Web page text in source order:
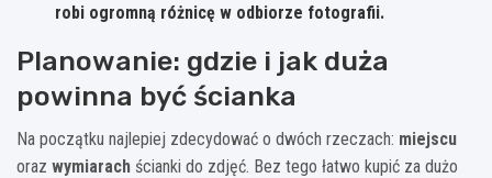
robi ogromną różnicę w odbiorze fotografii.
Planowanie: gdzie i jak duża
powinna być ścianka
Na początku najlepiej zdecydować o dwóch rzeczach: miejscu
oraz wymiarach ścianki do zdjęć. Bez tego łatwo kupić za dużo